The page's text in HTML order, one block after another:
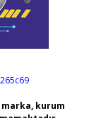
kurum